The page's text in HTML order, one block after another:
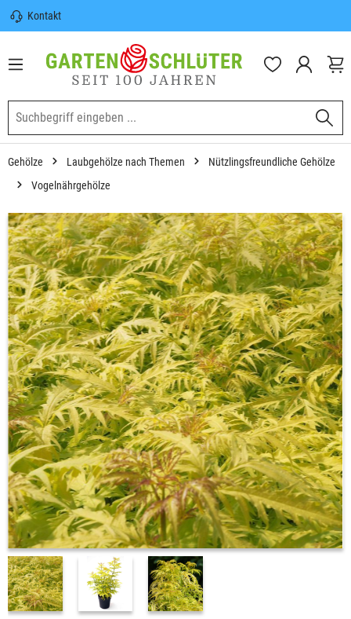
springen
Kontakt
Sicherer Versand | Versandkostenfrei
(DE) ab 100€
Garten-Schlüter Anwachsgarantie
Gehölze Laubgehölze nach Themen
Nützlingsfreundliche Gehölze
Vogelnährgehölze